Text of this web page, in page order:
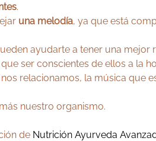
.
una melodía, ya que está
ayudarte a tener una mejor
ser conscientes de ellos a la
relacionamos, la música que
nuestro organismo.
de Nutrición Ayurveda